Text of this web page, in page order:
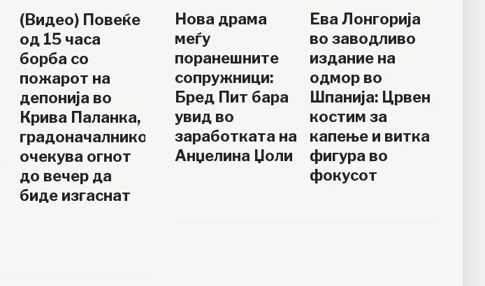
(Видео) Повеќе
од 15 часа
борба со
пожарот на
депонија во
Крива Паланка,
градоначалникот
очекува огнот
до вечер да
биде изгаснат
Нова драма
меѓу
поранешните
сопружници:
Бред Пит бара
увид во
заработката на
Анџелина Џоли
Ева Лонгорија
во заводливо
издание на
одмор во
Шпанија: Црвен
костим за
капење и витка
фигура во
фокусот